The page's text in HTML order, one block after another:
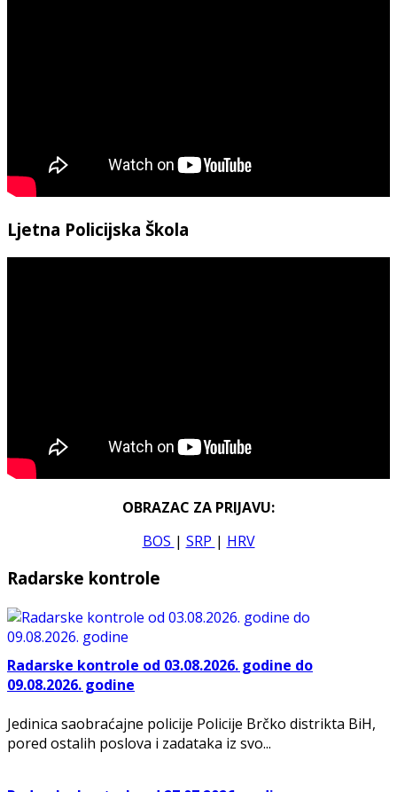
Ljetna Policijska Škola
OBRAZAC ZA PRIJAVU:
BOS | SRP | HRV
Radarske kontrole
Radarske kontrole od 03.08.2026. godine do
09.08.2026. godine
Jedinica saobraćajne policije Policije Brčko distrikta BiH,
pored ostalih poslova i zadataka iz svo...